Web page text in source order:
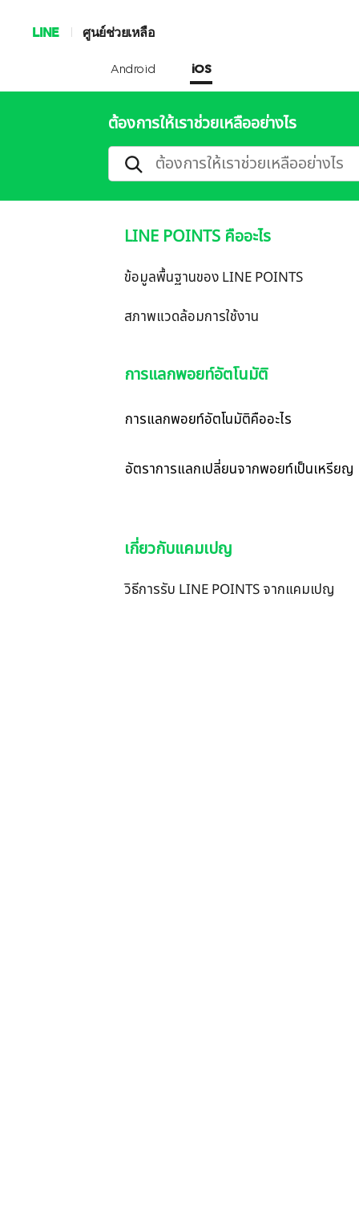
LINE ศูนย์ช่วยเหลือ
Android iOS
ต้องการให้เราช่วยเหลืออย่างไร
LINE POINTS คืออะไร
ข้อมูลพื้นฐานของ LINE POINTS
สภาพแวดล้อมการใช้งาน
การแลกพอยท์อัตโนมัติ
การแลกพอยท์อัตโนมัติคืออะไร
อัตราการแลกเปลี่ยนจากพอยท์เป็นเหรียญ
เกี่ยวกับแคมเปญ
วิธีการรับ LINE POINTS จากแคมเปญ